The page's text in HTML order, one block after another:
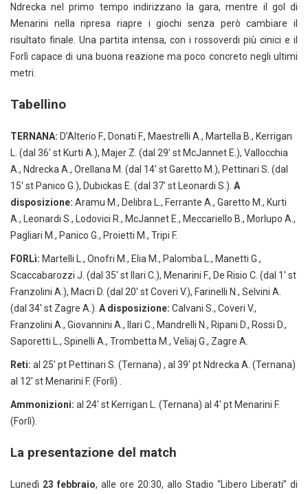
Ndrecka nel primo tempo indirizzano la gara, mentre il gol di
Menarini nella ripresa riapre i giochi senza però cambiare il
risultato finale. Una partita intensa, con i rossoverdi più cinici e il
Forlì capace di una buona reazione ma poco concreto negli ultimi
metri.
Tabellino
TERNANA: D’Alterio F., Donati F., Maestrelli A., Martella B., Kerrigan
L. (dal 36′ st Kurti A.), Majer Z. (dal 29′ st McJannet E.), Vallocchia
A., Ndrecka A., Orellana M. (dal 14′ st Garetto M.), Pettinari S. (dal
15′ st Panico G.), Dubickas E. (dal 37′ st Leonardi S.). A
disposizione: Aramu M., Delibra L., Ferrante A., Garetto M., Kurti
A., Leonardi S., Lodovici R., McJannet E., Meccariello B., Morlupo A.,
Pagliari M., Panico G., Proietti M., Tripi F.
FORLì: Martelli L., Onofri M., Elia M., Palomba L., Manetti G.,
Scaccabarozzi J. (dal 35′ st Ilari C.), Menarini F., De Risio C. (dal 1′ st
Franzolini A.), Macri D. (dal 20′ st Coveri V.), Farinelli N., Selvini A.
(dal 34′ st Zagre A.). A disposizione: Calvani S., Coveri V.,
Franzolini A., Giovannini A., Ilari C., Mandrelli N., Ripani D., Rossi D.,
Saporetti L., Spinelli A., Trombetta M., Veliaj G., Zagre A.
Reti: al 25′ pt Pettinari S. (Ternana) , al 39′ pt Ndrecka A. (Ternana)
al 12′ st Menarini F. (Forlì) .
Ammonizioni: al 24′ st Kerrigan L. (Ternana) al 4′ pt Menarini F.
(Forlì).
La presentazione del match
Lunedì 23 febbraio, alle ore 20:30, allo Stadio “Libero Liberati” di